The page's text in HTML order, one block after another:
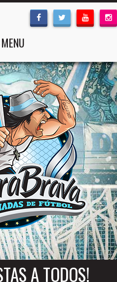
A TODOS!